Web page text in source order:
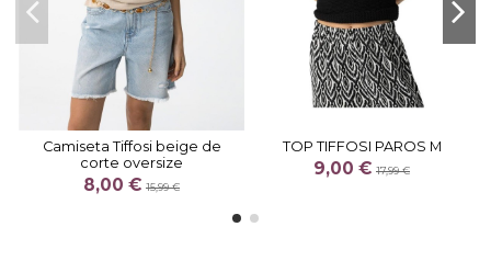
Camiseta Tiffosi beige de
corte oversize
8,00 € 15,99 €
TOP TIFFOSI PAROS M
9,00 € 17,99 €